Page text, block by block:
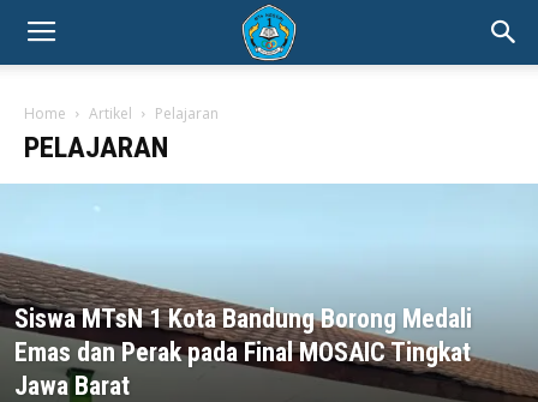
Home Artikel Pelajaran
PELAJARAN
Siswa MTsN 1 Kota Bandung Borong Medali
Emas dan Perak pada Final MOSAIC Tingkat
Jawa Barat